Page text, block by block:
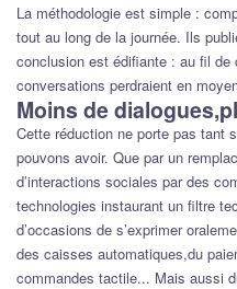
La méthodologie est simple :
tout au long de la journée. Ils
conclusion est édifiante : au fil de
conversations perdraient en
Moins de
Cette réduction ne porte pas tant
pouvons avoir. Que par un
d’interactions sociales par des
technologies instaurant un filtre
d’occasions de s’exprimer
des caisses automatiques,du
commandes tactile... Mais aussi